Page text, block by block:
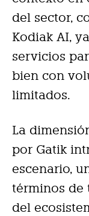
del sector,
Kodiak AI,
servicios
bien con
limitados.
La
por Gatik
escenario,
términos de
del